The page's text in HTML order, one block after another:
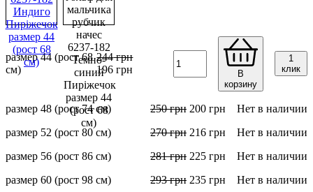
размер 44 (рост 68
см)
244грн
196 грн
В
корзину
1
клик
размер 48 (рост 74 см) 250грн 200 грн
Нет в наличии
размер 52 (рост 80 см)
270грн 216 грн
Нет в наличии
размер 56 (рост 86 см)
281грн 225 грн
Нет в наличии
размер 60 (рост 98 см)
293грн 235 грн
Нет в наличии